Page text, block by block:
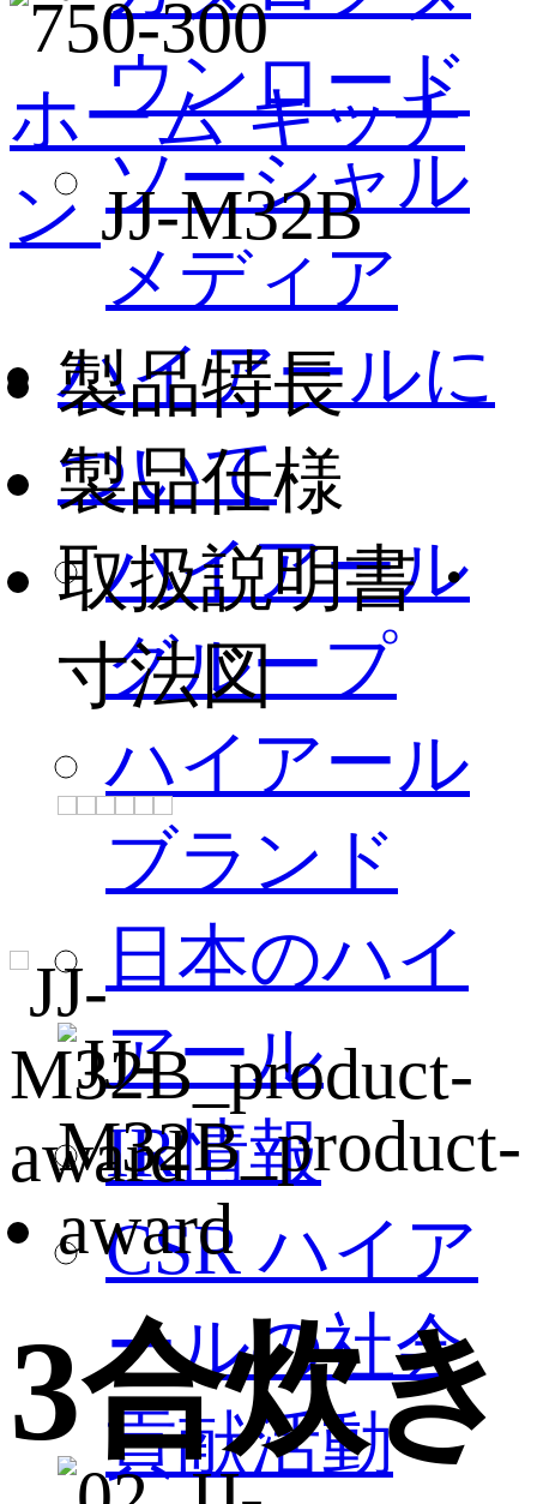
ウンロード
ソーシャル
メディア
ハイアールに
ついて
ハイアール
グループ
ハイアール
ブランド
日本のハイ
アール
IR情報
CSR ハイア
ールの社会
貢献活動
ホームキッチ
ン JJ-M32B
製品特長
製品仕様
取扱説明書・
寸法図
3合炊き